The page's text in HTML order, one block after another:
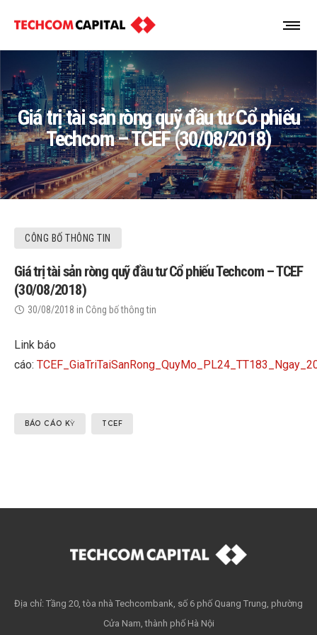
Giá trị tài sản ròng quỹ đầu tư Cổ phiếu
Techcom – TCEF (30/08/2018)
CÔNG BỐ THÔNG TIN
Giá trị tài sản ròng quỹ đầu tư Cổ phiếu Techcom – TCEF
(30/08/2018)
30/08/2018 in Công bố thông tin
Link báo
cáo:
BÁO CÁO KỲ TCEF
Địa chỉ: Tầng 20, tòa nhà Techcombank, số 6 phố Quang Trung, phường
Cửa Nam, thành phố Hà Nội